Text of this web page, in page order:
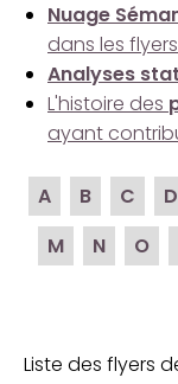
Nuage
dans les
Analyses
L'histoire des
ayant
A B C D
M
N O
Liste des flyers